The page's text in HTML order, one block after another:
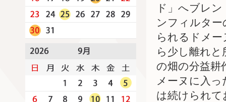
ド」へブレ
ンフィルタ
られるドメ
ら少し離れ
の畑の分益耕
メーヌに入
は続けられて